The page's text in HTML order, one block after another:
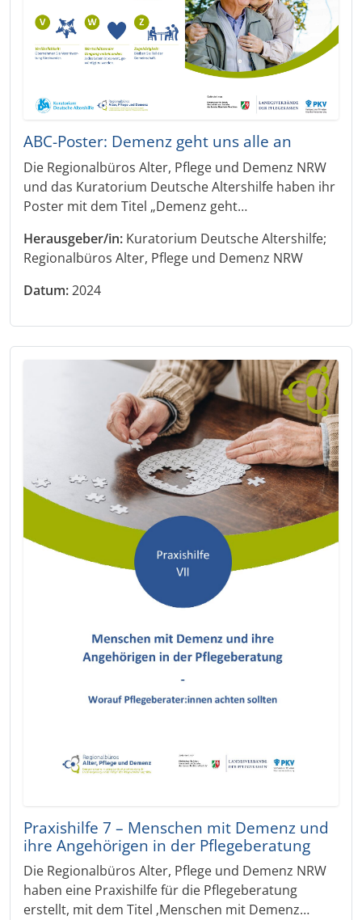
ABC-Poster: Demenz geht uns alle an
Die Regionalbüros Alter, Pflege und Demenz NRW
und das Kuratorium Deutsche Altershilfe haben ihr
Poster mit dem Titel „Demenz geht…
Herausgeber/in: Kuratorium Deutsche Altershilfe;
Regionalbüros Alter, Pflege und Demenz NRW
Datum:2024
Praxishilfe 7 – Menschen mit Demenz und
ihre Angehörigen in der Pflegeberatung
Die Regionalbüros Alter, Pflege und Demenz NRW
haben eine Praxishilfe für die Pflegeberatung
erstellt, mit dem Titel ‚Menschen mit Demenz…